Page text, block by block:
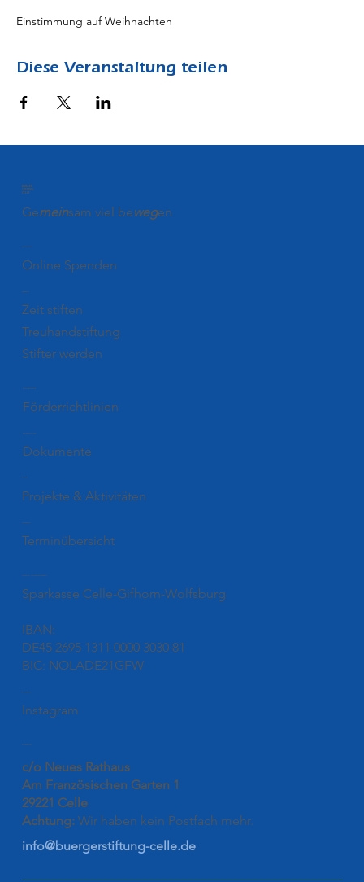
Einstimmung auf Weihnachten
Diese Veranstaltung teilen
STIFTUNG
CELLE
Gemeinsam viel bewegen
Spenden
Online Spenden
Stiften
Zeit stiften
Treuhandstiftung
Stifter werden
Förderung
Förderrichtlinien
Downloads
Dokumente
Blog
Projekte & Aktivitäten
Termine
Terminübersicht
Kontakt
c/o Neues Rathaus
Am Französischen Garten 1
29221 Celle
Achtung: Wir haben kein Postfach mehr.
info@buergerstiftung-celle.de
Unsere Kontonummer
Sparkasse Celle-Gifhorn-Wolfsburg
IBAN:
DE45 2695 1311 0000 3030 81
BIC: NOLADE21GFW
Folgen
Instagram